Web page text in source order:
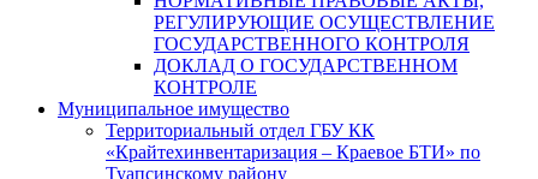
РЕГУЛИРУЮЩИЕ ОСУЩЕСТВЛЕНИЕ
ГОСУДАРСТВЕННОГО КОНТРОЛЯ
ДОКЛАД О ГОСУДАРСТВЕННОМ
КОНТРОЛЕ
Муниципальное имущество
Территориальный отдел ГБУ КК
«Крайтехинвентаризация – Краевое БТИ» по
Туапсинскому району